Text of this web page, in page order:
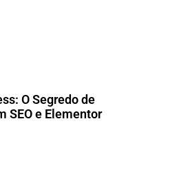
O Segredo de
SEO e Elementor